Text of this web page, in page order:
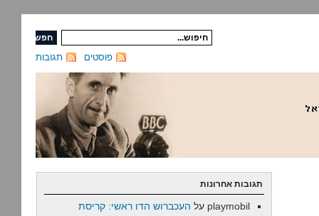
תגובות פוסטים
תגובות אחרונות
playmobil על העכברוש הדו ראשי: קריסת